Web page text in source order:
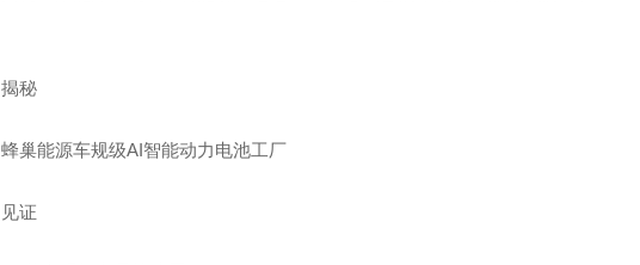
揭秘
蜂巢能源车规级AI智能动力电池工厂
见证